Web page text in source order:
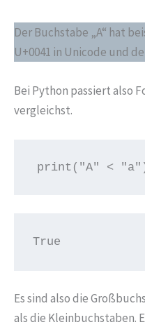
Der Buchstabe „A“ hat
U+0041 in Unicode und
Bei Python passiert also
vergleichst.
print("A" <
True
Es sind also die
als die Kleinbuchstaben.